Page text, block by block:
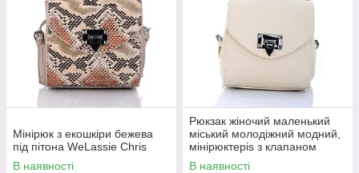
Мінірюк з екошкіри бежева
під пітона WeLassie Chris
В наявності
Рюкзак жіночий маленький
міський молодіжний модний,
мінірюктерis з клапаном
WeLassie
В наявності